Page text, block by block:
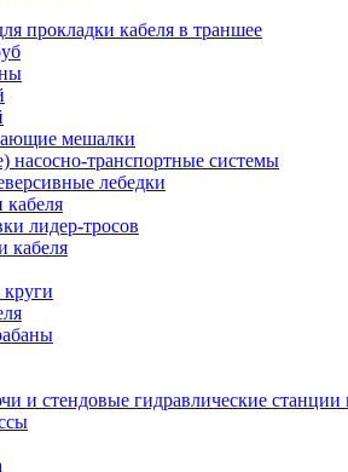
прокладки кабеля в траншее
мешалки
транспортные системы
лебедки
кабеля
лидер-тросов
кабеля
и стендовые гидравлические станции